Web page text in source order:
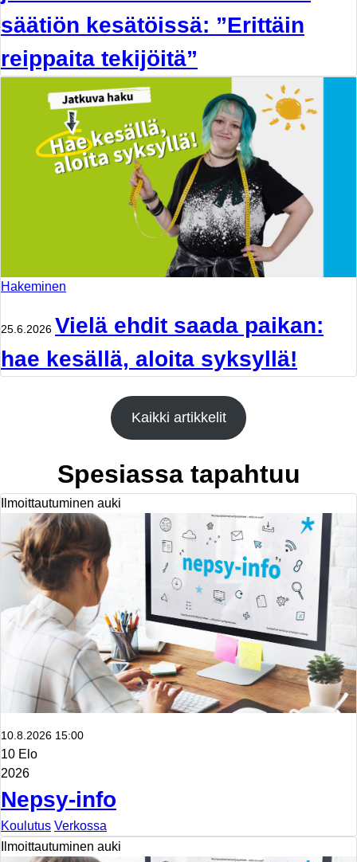
säätiön kesätöissä: ”Erittäin
reippaita tekijöitä”
Hakeminen
25.6.2026 Vielä ehdit saada paikan:
hae kesällä, aloita syksyllä!
Kaikki artikkelit
Spesiassa tapahtuu
Ilmoittautuminen auki
10.8.2026 15:00
10 Elo
2026
Nepsy-info
Koulutus Verkossa
Ilmoittautuminen auki